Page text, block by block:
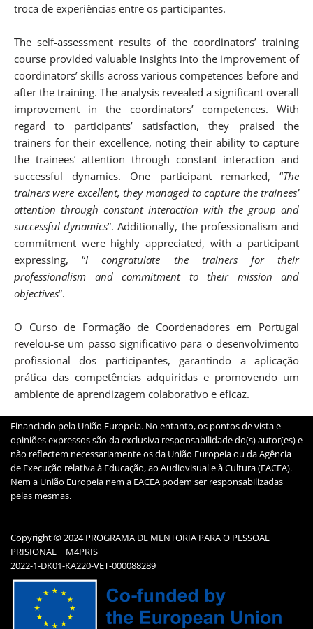
troca de experiências entre os participantes.
The self-assessment results of the coordinators’ training
course provided valuable insights into the improvement of
coordinators’ skills across various competences before and
after the training. The analysis revealed a significant overall
improvement in the coordinators’ competences. With
regard to participants’ satisfaction, they praised the
trainers for their excellence, noting their ability to capture
the trainees’ attention through constant interaction and
successful dynamics. One participant remarked, “The
trainers were excellent, they managed to capture the trainees’
attention through constant interaction with the group and
successful dynamics”. Additionally, the professionalism and
commitment were highly appreciated, with a participant
expressing, “I congratulate the trainers for their
professionalism and commitment to their mission and
objectives”.
O Curso de Formação de Coordenadores em Portugal
revelou-se um passo significativo para o desenvolvimento
profissional dos participantes, garantindo a aplicação
prática das competências adquiridas e promovendo um
ambiente de aprendizagem colaborativo e eficaz.
Financiado pela União Europeia. No entanto, os pontos de vista e
opiniões expressos são da exclusiva responsabilidade do(s) autor(es) e
não reflectem necessariamente os da União Europeia ou da Agência
de Execução relativa à Educação, ao Audiovisual e à Cultura (EACEA).
Nem a União Europeia nem a EACEA podem ser responsabilizadas
pelas mesmas.
Copyright © 2024 PROGRAMA DE MENTORIA PARA O PESSOAL
PRISIONAL | M4PRIS
2022-1-DK01-KA220-VET-000088289